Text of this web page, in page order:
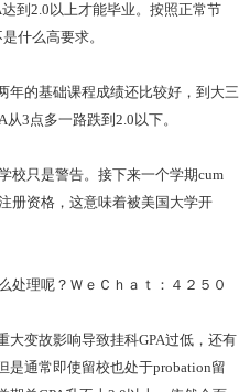
到2.0以上才能毕业。按照正常节
什么高要求。
年的基础课程成绩还比较好，到大三
3点多一路跌到2.0以下。
校只是警告。接下来一个学期cum
册资格，这意味着被美国大学开
处理呢？ＷｅＣｈａｔ：４２５０
大变故影响导致挂科GPA过低，还有
是通常即使留校也处于probation留